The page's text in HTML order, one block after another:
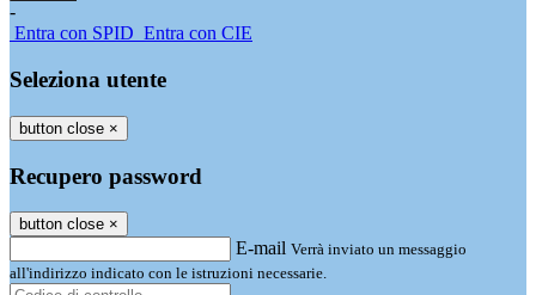
-
Entra con SPID Entra con CIE
Seleziona utente
button close ×
Recupero password
button close ×
E-mail Verrà inviato un messaggio
all'indirizzo indicato con le istruzioni necessarie.